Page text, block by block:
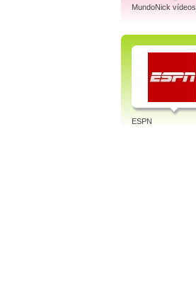
MundoNick vídeos
ESPN